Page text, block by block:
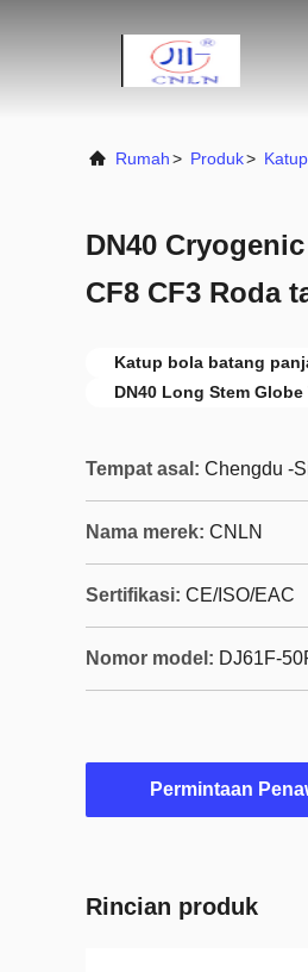
Rumah> Produk>
DN40
CF8 CF3 Roda
Katup bola batang
DN40 Long Stem Globe
Tempat asal: Chengdu -
Nama merek: CNLN
Sertifikasi: CE/ISO/EAC
Nomor model: DJ61F-
Permintaan
Rincian produk